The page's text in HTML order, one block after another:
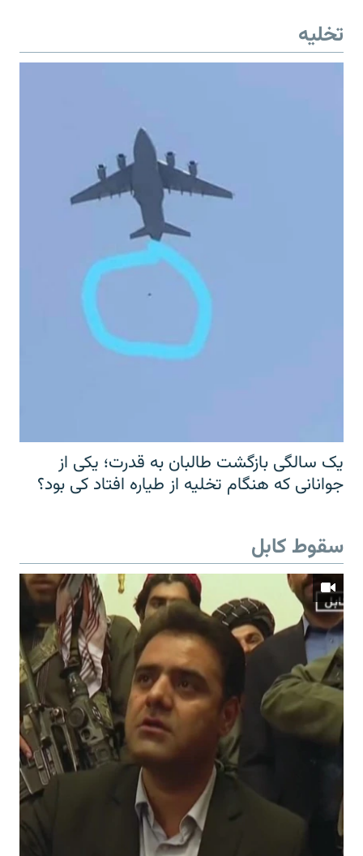
تخلیه
یک سالگی بازگشت طالبان به قدرت؛ یکی از
جوانانی که هنگام تخلیه از طیاره افتاد کی بود؟
سقوط کابل